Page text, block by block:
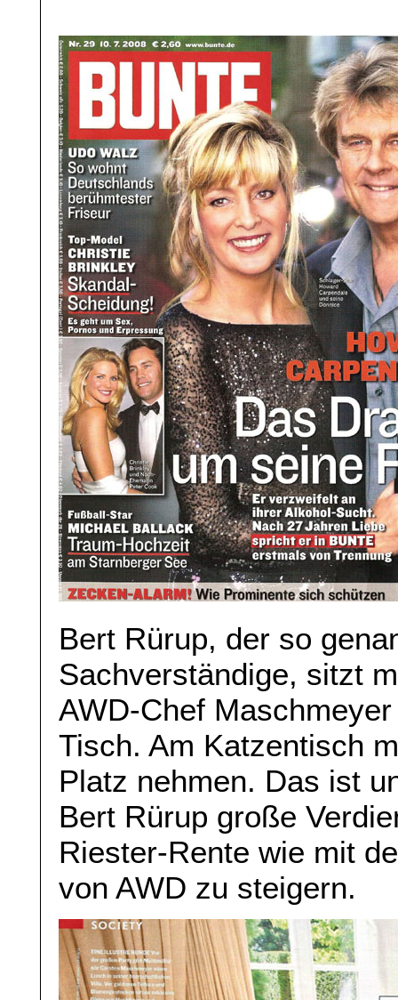
Bert Rürup, der so
Sachverständige, sitzt
AWD-Chef
Tisch. Am Katzentisch
Platz nehmen. Das ist
Bert Rürup große
Riester-Rente wie mit
von AWD zu steigern.